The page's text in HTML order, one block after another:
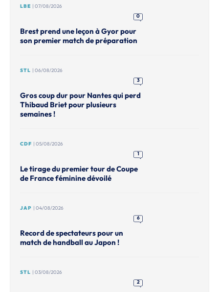
LBE | 07/08/2026
0
Brest prend une leçon à Gyor pour
son premier match de préparation
STL | 06/08/2026
3
Gros coup dur pour Nantes qui perd
Thibaud Briet pour plusieurs
semaines !
CDF | 05/08/2026
1
Le tirage du premier tour de Coupe
de France féminine dévoilé
JAP | 04/08/2026
6
Record de spectateurs pour un
match de handball au Japon !
STL | 03/08/2026
2